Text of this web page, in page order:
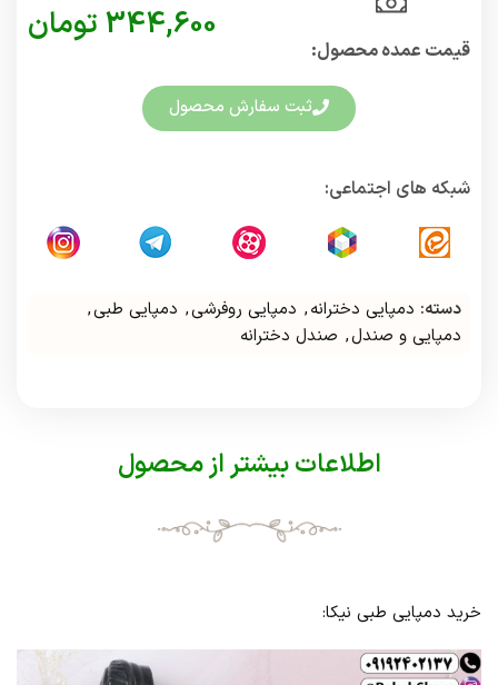
قیمت عمده محصول:​
344,600 تومان
ثبت سفارش محصول
شبکه های اجتماعی:
دسته: دمپایی دخترانه, دمپایی روفرشی, دمپایی طبی,
دمپایی و صندل, صندل دخترانه
اطلاعات بیشتر از محصول
خرید دمپایی طبی نیکا: